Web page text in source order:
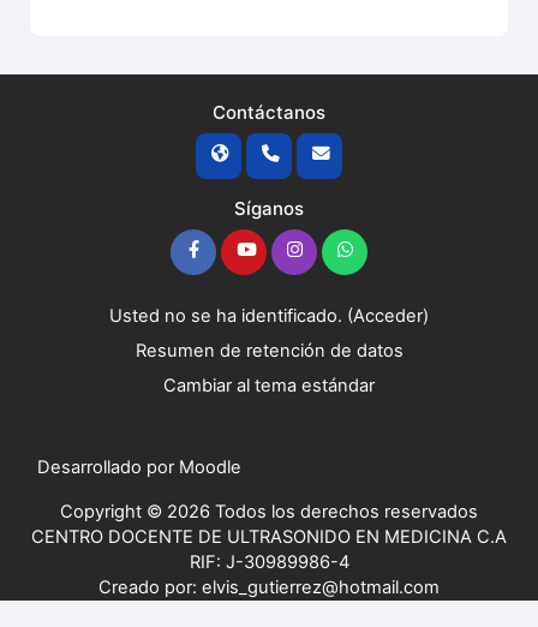
Contáctanos
Síganos
Usted no se ha identificado. (Acceder)
Resumen de retención de datos
Cambiar al tema estándar
Desarrollado por Moodle
Copyright © 2026 Todos los derechos reservados
CENTRO DOCENTE DE ULTRASONIDO EN MEDICINA C.A
RIF: J-30989986-4
Creado por: elvis_gutierrez@hotmail.com